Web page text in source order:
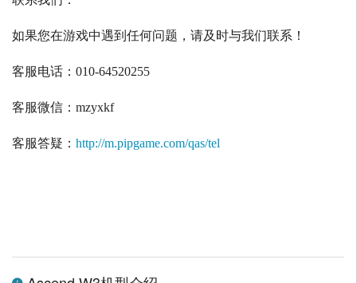
如果您在游戏中遇到任何问题，请及时与我们联系！
客服电话： 010-64520255
客服微信： mzyxkf
客服答疑： http://m.pipgame.com/qas/tel